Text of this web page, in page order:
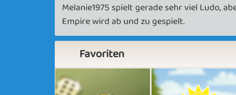
Melanie1975 spielt gerade sehr viel Ludo,
Empire wird ab und zu gespielt.
Favoriten